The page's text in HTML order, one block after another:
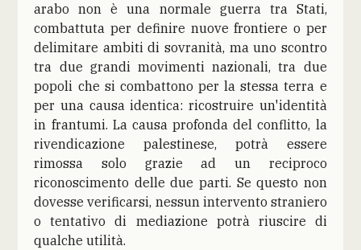
arabo non è una normale guerra tra Stati,
combattuta per definire nuove frontiere o per
delimitare ambiti di sovranità, ma uno scontro
tra due grandi movimenti nazionali, tra due
popoli che si combattono per la stessa terra e
per una causa identica: ricostruire un'identità
in frantumi. La causa profonda del conflitto, la
rivendicazione palestinese, potrà essere
rimossa solo grazie ad un reciproco
riconoscimento delle due parti. Se questo non
dovesse verificarsi, nessun intervento straniero
o tentativo di mediazione potrà riuscire di
qualche utilità.